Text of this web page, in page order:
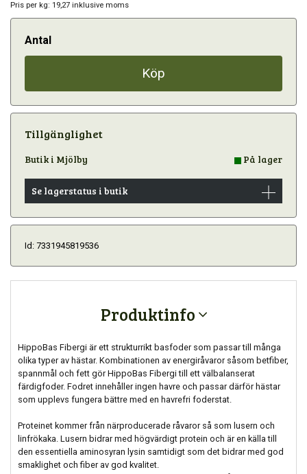
Pris per kg: 19,27 inklusive moms
Antal
Köp
Tillgänglighet
Butik i Mjölby På lager
Se lagerstatus i butik
Id: 7331945819536
Produktinfo
HippoBas Fibergi är ett strukturrikt basfoder som passar till många
olika typer av hästar. Kombinationen av energiråvaror såsom betfiber,
spannmål och fett gör HippoBas Fibergi till ett välbalanserat
färdigfoder. Fodret innehåller ingen havre och passar därför hästar
som upplevs fungera bättre med en havrefri foderstat.
Proteinet kommer från närproducerade råvaror så som lusern och
linfrökaka. Lusern bidrar med högvärdigt protein och är en källa till
den essentiella aminosyran lysin samtidigt som det bidrar med god
smaklighet och fiber av god kvalitet.